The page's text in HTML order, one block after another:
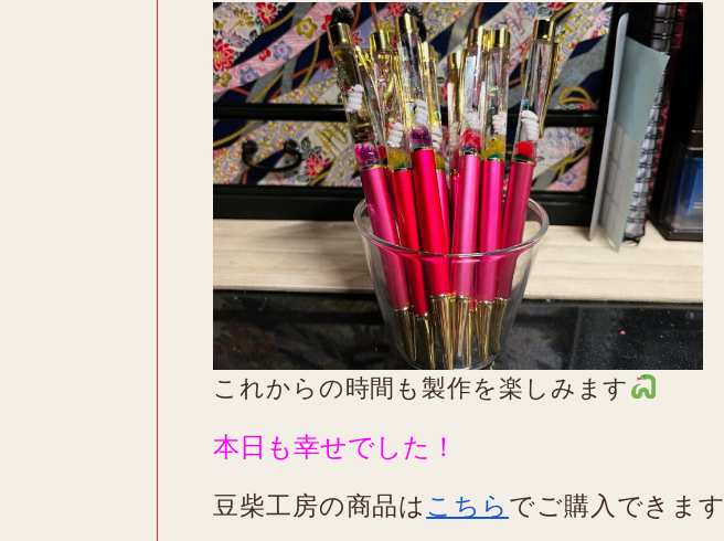
これからの時間も製作を楽しみます
本日も幸せでした！
豆柴工房の商品は こちら でご購入できます